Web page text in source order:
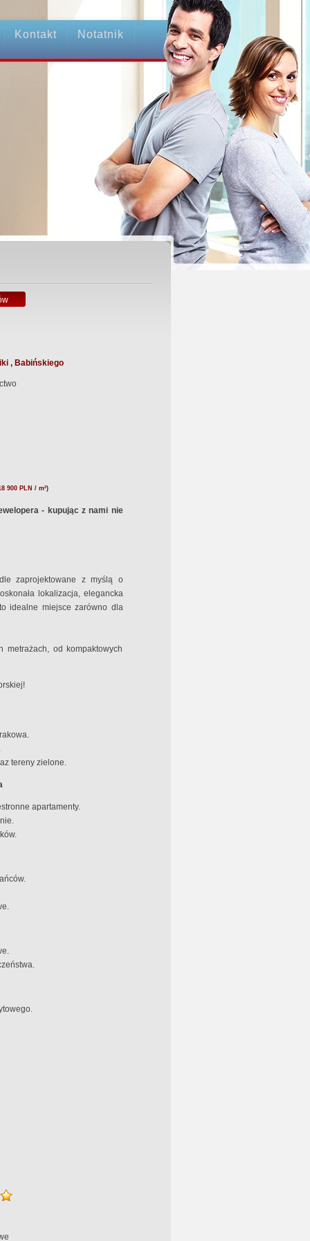
Kontakt Notatnik
, Babińskiego
900 PLN / m²)
- kupując z nami nie
zaprojektowane z myślą o
lokalizacja, elegancka
idealne miejsce zarówno dla
metrażach, od kompaktowych
tereny zielone.
apartamenty.